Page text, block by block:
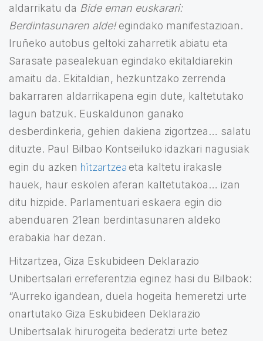
aldarrikatu da Bide eman euskarari:
Berdintasunaren alde!egindako manifestazioan.
Iruñeko autobus geltoki zaharretik abiatu eta
Sarasate pasealekuan egindako ekitaldiarekin
amaitu da. Ekitaldian, hezkuntzako zerrenda
bakarraren aldarrikapena egin dute, kaltetutako
lagun batzuk. Euskaldunon ganako
desberdinkeria, gehien dakiena zigortzea… salatu
dituzte. Paul Bilbao Kontseiluko idazkari nagusiak
egin du azken hitzartzea eta kaltetu irakasle
hauek, haur eskolen aferan kaltetutakoa… izan
ditu hizpide. Parlamentuari eskaera egin dio
abenduaren 21ean berdintasunaren aldeko
erabakia har dezan.
Hitzartzea, Giza Eskubideen Deklarazio
Unibertsalari erreferentzia eginez hasi du Bilbaok:
“Aurreko igandean, duela hogeita hemeretzi urte
onartutako Giza Eskubideen Deklarazio
Unibertsalak hirurogeita bederatzi urte betez